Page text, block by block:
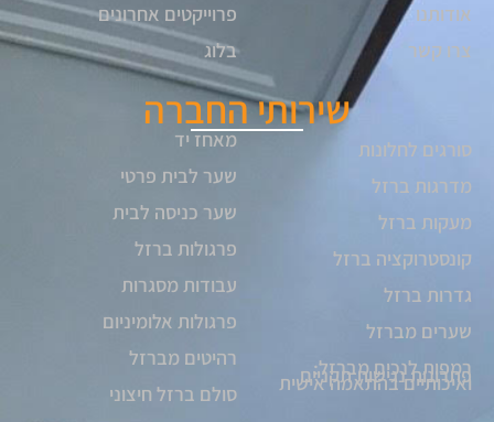
אודותנו
צרו קשר
פרוייקטים אחרונים
בלוג
שירותי החברה
סורגים לחלונות
מדרגות ברזל
מעקות ברזל
קונסטרוקציה ברזל
גדרות ברזל
שערים מברזל
רמפות לנכים מברזל:
פתרונות נגישות תקניים
ואיכותיים בהתאמה אישית
מאחז יד
שער לבית פרטי
שער כניסה לבית
פרגולות ברזל
עבודות מסגרות
פרגולות אלומיניום
רהיטים מברזל
סולם ברזל חיצוני